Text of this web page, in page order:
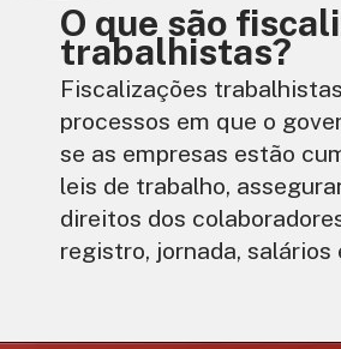
O que são
trabalhistas?
Fiscalizações
processos em que o
se as empresas estão
leis de trabalho,
direitos dos
registro, jornada, salários